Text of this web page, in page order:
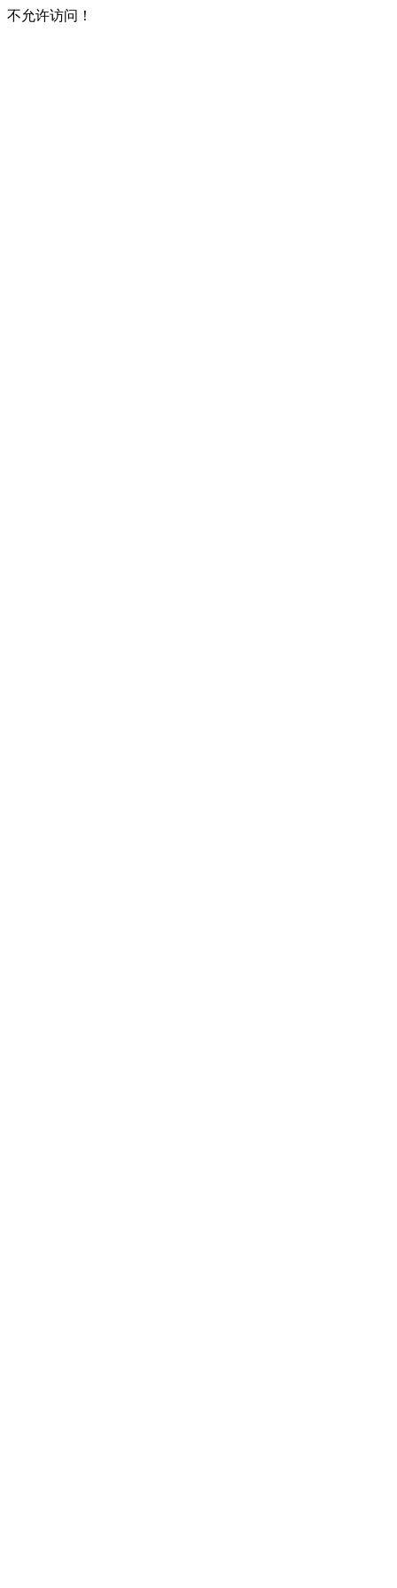
不允许访问！